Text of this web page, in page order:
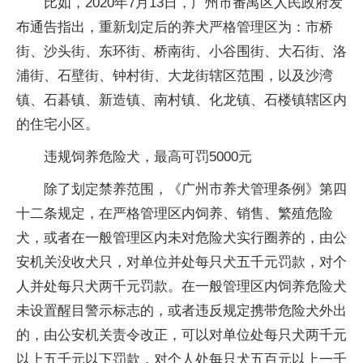
布通告指出，重新划定后的养犬严格管理区为：市桥
街、沙头街、东环街、桥南街、小谷围街、大石街、洛
浦街、石壁街、钟村街、大龙街辖区范围，以及沙湾
镇、石碁镇、新造镇、南村镇、化龙镇、石楼镇辖区内
的住宅小区。
违规饲养危险犬，最高可罚5000元
除了划定禁养范围，《广州市养犬管理条例》第四
十二条规定，在严格管理区内饲养、销售、繁殖危险
犬，或者在一般管理区内未对危险犬实行圈养的，由公
安机关没收犬只，对单位并处每只犬五千元罚款，对个
人并处每只犬两千元罚款。在一般管理区内饲养危险犬
未设置醒目警示标志的，或者违反规定携带危险犬外出
的，由公安机关责令改正，可以对单位处每只犬两千元
以上五千元以下罚款，对个人处每只犬五百元以上一千